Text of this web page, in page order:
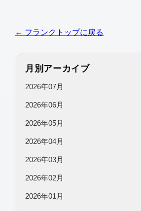
← フランクトップに戻る
月別アーカイブ
2026年07月
2026年06月
2026年05月
2026年04月
2026年03月
2026年02月
2026年01月